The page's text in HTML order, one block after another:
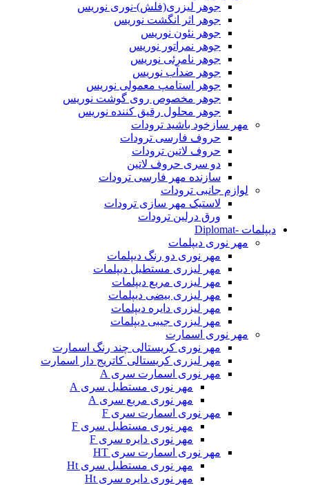
جوهر لیزری(فلش)-نوری نوریس
جوهر اثر انگشت نوریس
جوهر نئون نوریس
جوهر نمراتور نوریس
جوهر نامرئی نوریس
جوهر ضدآب نوریس
جوهر استامپ معمولی نوریس
جوهر مخصوص روی گوشت نوریس
جوهر محلول رقیق کننده نوریس
مهر سازخود باشید ترودات
حروف فارسی ترودات
حروف لاتین ترودات
دو سری حروف لاتین
سازنده مهر فارسی ترودات
لوازم جانبی ترودات
لاستیک مهر سازی ترودات
ورق درلین ترودات
دیپلمات -Diplomat
مهر نوری دیپلمات
مهر نوری دو رنگ دیپلمات
مهر لیزری مستطیل دیپلمات
مهر لیزری مربع دیپلمات
مهر لیزری بیضی دیپلمات
مهر لیزری دایره دیپلمات
مهر لیزری جیبی دیپلمات
مهر نوری اسمارت
مهر نوری کریستالی چند رنگ اسمارت
مهر لیزری کریستالی کاتریج دار اسمارت
مهر نوری اسمارت سری A
مهر نوری مستطیل سری A
مهر نوری مربع سری A
مهر نوری اسمارت سری F
مهر نوری مستطیل سری F
مهر نوری دایره سری F
مهر نوری اسمارت سری HT
مهر نوری مستطیل سری Ht
مهر نوری دایره سری Ht